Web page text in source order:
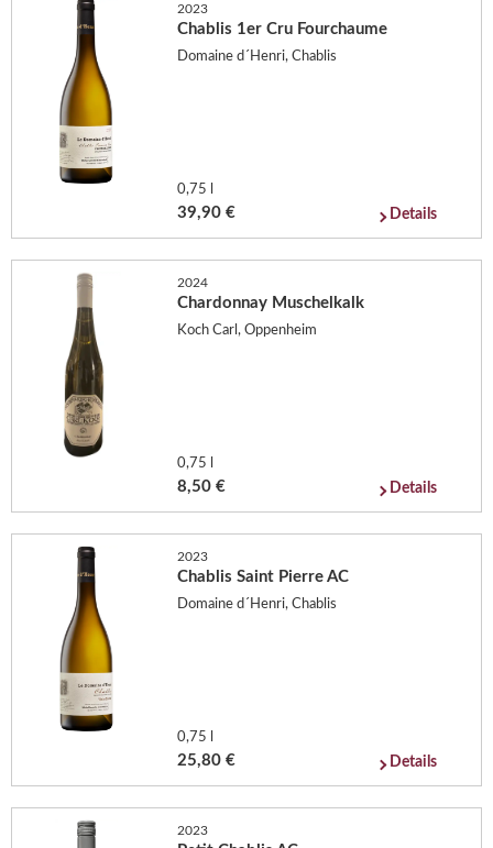
2023
Chablis 1er Cru Fourchaume
Domaine d´Henri, Chablis
0,75 l
39,90 € Details
2024
Chardonnay Muschelkalk
Koch Carl, Oppenheim
0,75 l
8,50 € Details
2023
Chablis Saint Pierre AC
Domaine d´Henri, Chablis
0,75 l
25,80 € Details
2023